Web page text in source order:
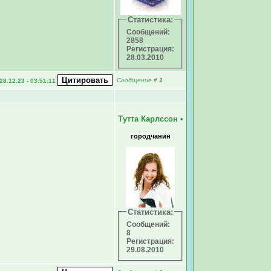
Статистика:
Сообщений:
2858
Регистрация:
28.03.2010
28.12.23 - 03:51:11 Сообщение # 1
Тутта Карлссон •
городчанин
Статистика:
Сообщений:
8
Регистрация:
29.08.2010